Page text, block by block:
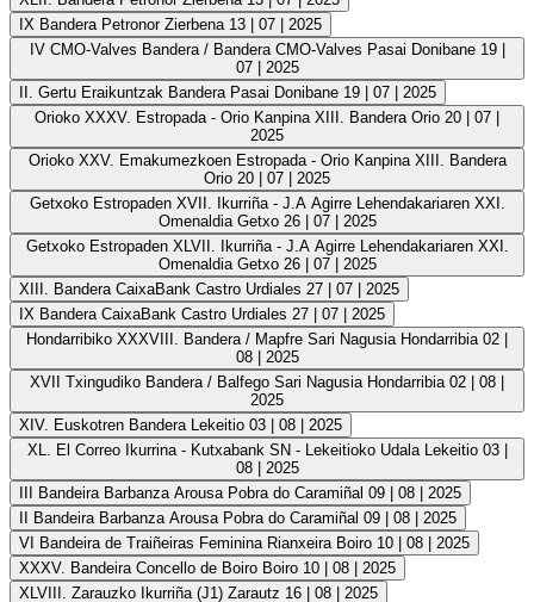
IX Bandera Petronor Zierbena 13 | 07 | 2025
IV CMO-Valves Bandera / Bandera CMO-Valves Pasai Donibane 19 |
07 | 2025
II. Gertu Eraikuntzak Bandera Pasai Donibane 19 | 07 | 2025
Orioko XXXV. Estropada - Orio Kanpina XIII. Bandera Orio 20 | 07 |
2025
Orioko XXV. Emakumezkoen Estropada - Orio Kanpina XIII. Bandera
Orio 20 | 07 | 2025
Getxoko Estropaden XVII. Ikurriña - J.A Agirre Lehendakariaren XXI.
Omenaldia Getxo 26 | 07 | 2025
Getxoko Estropaden XLVII. Ikurriña - J.A Agirre Lehendakariaren XXI.
Omenaldia Getxo 26 | 07 | 2025
XIII. Bandera CaixaBank Castro Urdiales 27 | 07 | 2025
IX Bandera CaixaBank Castro Urdiales 27 | 07 | 2025
Hondarribiko XXXVIII. Bandera / Mapfre Sari Nagusia Hondarribia 02 |
08 | 2025
XVII Txingudiko Bandera / Balfego Sari Nagusia Hondarribia 02 | 08 |
2025
XIV. Euskotren Bandera Lekeitio 03 | 08 | 2025
XL. El Correo Ikurrina - Kutxabank SN - Lekeitioko Udala Lekeitio 03 |
08 | 2025
III Bandeira Barbanza Arousa Pobra do Caramiñal 09 | 08 | 2025
II Bandeira Barbanza Arousa Pobra do Caramiñal 09 | 08 | 2025
VI Bandeira de Traiñeiras Feminina Rianxeira Boiro 10 | 08 | 2025
XXXV. Bandeira Concello de Boiro Boiro 10 | 08 | 2025
XLVIII. Zarauzko Ikurriña (J1) Zarautz 16 | 08 | 2025